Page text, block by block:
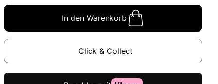
In den Warenkorb
Click & Collect